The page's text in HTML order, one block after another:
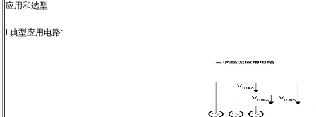
应用和选型
l 典型应用电路: